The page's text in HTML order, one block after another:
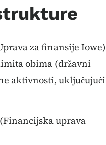
za finansije Iowe)
obima (državni
aktivnosti, uključujući
(Financijska uprava